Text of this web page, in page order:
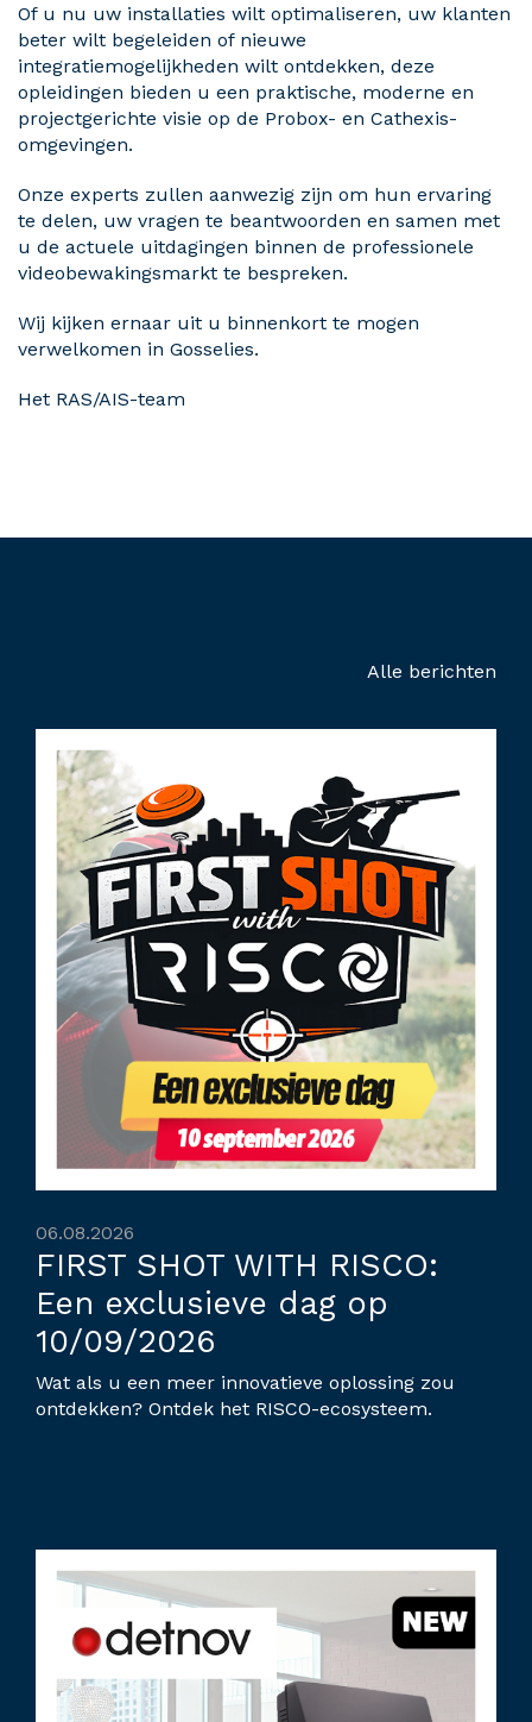
Of u nu uw installaties wilt optimaliseren, uw klanten
beter wilt begeleiden of nieuwe
integratiemogelijkheden wilt ontdekken, deze
opleidingen bieden u een praktische, moderne en
projectgerichte visie op de Probox- en Cathexis-
omgevingen.
Onze experts zullen aanwezig zijn om hun ervaring
te delen, uw vragen te beantwoorden en samen met
u de actuele uitdagingen binnen de professionele
videobewakingsmarkt te bespreken.
Wij kijken ernaar uit u binnenkort te mogen
verwelkomen in Gosselies.
Het RAS/AIS-team
Alle berichten
06.08.2026
FIRST SHOT WITH RISCO:
Een exclusieve dag op
10/09/2026
Wat als u een meer innovatieve oplossing zou
ontdekken? Ontdek het RISCO-ecosysteem.